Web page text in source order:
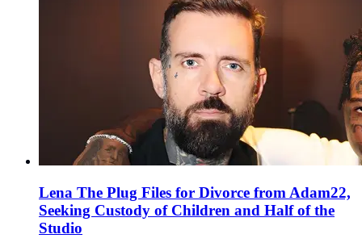
Lena The Plug Files for Divorce from Adam22,
Seeking Custody of Children and Half of the
Studio